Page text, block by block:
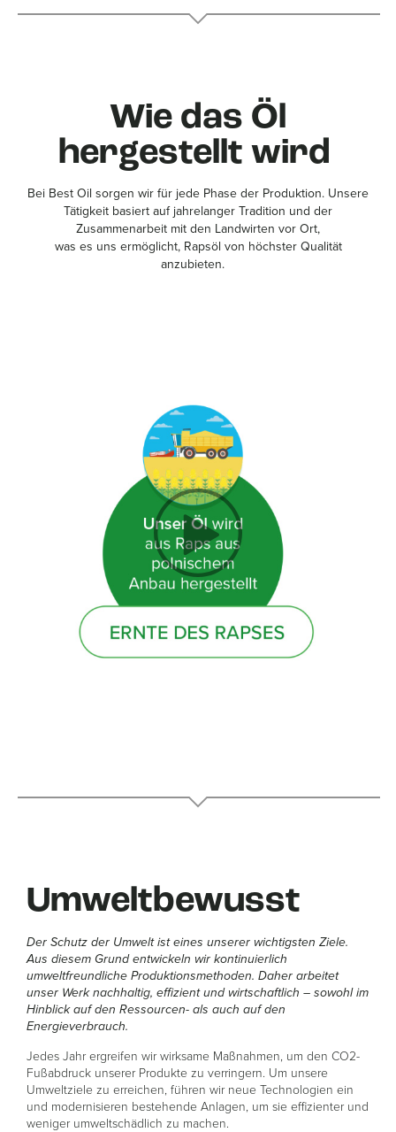
Wie das Öl
hergestellt wird
Bei Best Oil sorgen wir für jede Phase der Produktion. Unsere
Tätigkeit basiert auf jahrelanger Tradition und der
Zusammenarbeit mit den Landwirten vor Ort,
was es uns ermöglicht, Rapsöl von höchster Qualität
anzubieten.
Umweltbewusst
Der Schutz der Umwelt ist eines unserer wichtigsten Ziele.
Aus diesem Grund entwickeln wir kontinuierlich
umweltfreundliche Produktionsmethoden. Daher arbeitet
unser Werk nachhaltig, effizient und wirtschaftlich – sowohl im
Hinblick auf den Ressourcen- als auch auf den
Energieverbrauch.
Jedes Jahr ergreifen wir wirksame Maßnahmen, um den CO2-
Fußabdruck unserer Produkte zu verringern. Um unsere
Umweltziele zu erreichen, führen wir neue Technologien ein
und modernisieren bestehende Anlagen, um sie effizienter und
weniger umweltschädlich zu machen.